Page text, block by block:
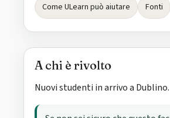
Come ULearn può aiutare
Fonti
A chi è rivolto
Nuovi studenti in arrivo a Dublino.